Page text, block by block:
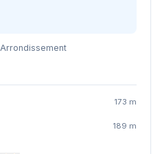
Arrondissement
173 m
189 m